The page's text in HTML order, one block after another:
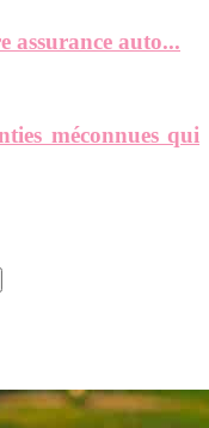
assurance auto...
méconnues qui